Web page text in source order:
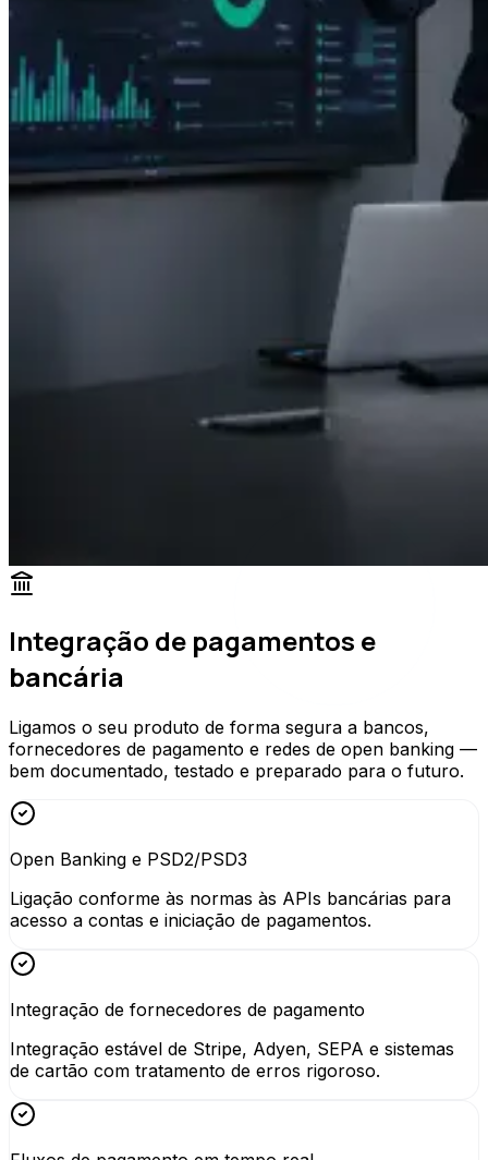
Integração de pagamentos e
bancária
Ligamos o seu produto de forma segura a bancos,
fornecedores de pagamento e redes de open banking —
bem documentado, testado e preparado para o futuro.
Open Banking e PSD2/PSD3
Ligação conforme às normas às APIs bancárias para
acesso a contas e iniciação de pagamentos.
Integração de fornecedores de pagamento
Integração estável de Stripe, Adyen, SEPA e sistemas
de cartão com tratamento de erros rigoroso.